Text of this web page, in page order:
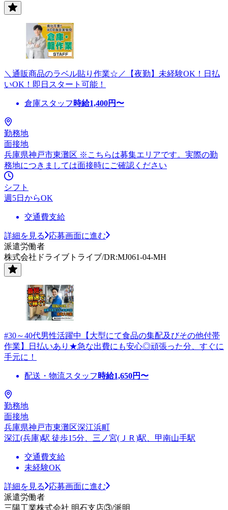
＼通販商品のラベル貼り作業☆／【夜勤】未経験OK！日払
いOK！即日スタート可能！
倉庫スタッフ 時給1,400円〜
勤務地
面接地
兵庫県神戸市東灘区 ※こちらは募集エリアです。実際の勤
務地につきましては面接時にご確認ください
シフト
週5日からOK
交通費支給
詳細を見る
応募画面に進む
派遣労働者
株式会社ドライブトライブ/DR:MJ061-04-MH
#30～40代男性活躍中【大型にて食品の集配及びその他付帯
作業】日払いあり★急な出費にも安心◎頑張った分、すぐに
手元に！
配送・物流スタッフ 時給1,650円〜
勤務地
面接地
兵庫県神戸市東灘区深江浜町
深江(兵庫)駅 徒歩15分、三ノ宮(ＪＲ)駅、甲南山手駅
交通費支給
未経験OK
詳細を見る
応募画面に進む
派遣労働者
三陽工業株式会社 明石支店③/派明